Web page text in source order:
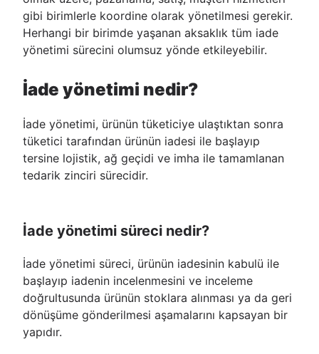
gibi birimlerle koordine olarak yönetilmesi gerekir.
Herhangi bir birimde yaşanan aksaklık tüm iade
yönetimi sürecini olumsuz yönde etkileyebilir.
İade yönetimi nedir?
İade yönetimi, ürünün tüketiciye ulaştıktan sonra
tüketici tarafından ürünün iadesi ile başlayıp
tersine lojistik, ağ geçidi ve imha ile tamamlanan
tedarik zinciri sürecidir.
İade yönetimi süreci nedir?
İade yönetimi süreci, ürünün iadesinin kabulü ile
başlayıp iadenin incelenmesini ve inceleme
doğrultusunda ürünün stoklara alınması ya da geri
dönüşüme gönderilmesi aşamalarını kapsayan bir
yapıdır.